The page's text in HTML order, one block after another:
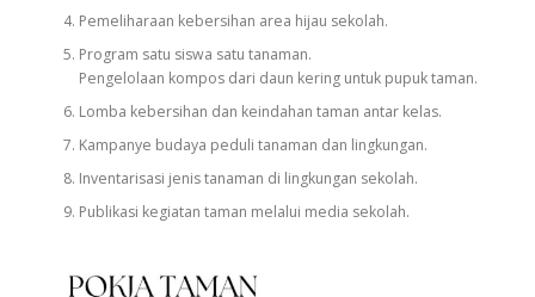
Pemeliharaan kebersihan area hijau sekolah.
Program satu siswa satu tanaman.
Pengelolaan kompos dari daun kering untuk pupuk taman.
Lomba kebersihan dan keindahan taman antar kelas.
Kampanye budaya peduli tanaman dan lingkungan.
Inventarisasi jenis tanaman di lingkungan sekolah.
Publikasi kegiatan taman melalui media sekolah.